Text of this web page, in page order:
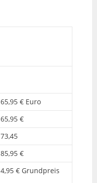
65,95 € Euro
65,95 €
73,45
85,95 €
4,95 € Grundpreis